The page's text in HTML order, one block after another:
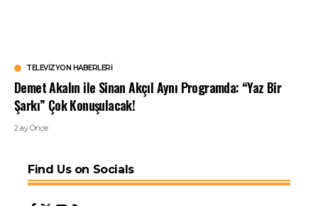
TELEVIZYON HABERLERI
Demet Akalın ile Sinan Akçıl Aynı Programda: “Yaz Bir
Şarkı” Çok Konuşulacak!
2 ay Önce
Find Us on Socials